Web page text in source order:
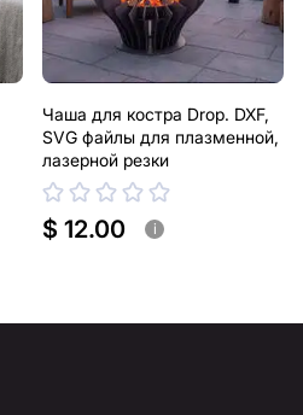
Чаша для костра Drop. DXF,
SVG файлы для плазменной,
лазерной резки
$ 12.00 i